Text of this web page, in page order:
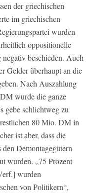
der griechischen
im griechischen
wurden
oppositionelle
beschieden. Auch
Gelder überhaupt an die
Nach Auszahlung
wurde die ganze
gebe schlichtweg zu
80 Mio. DM in
ist aber, dass die
Demontagegütern
wurden. „75 Prozent
wurden
von Politikern“,